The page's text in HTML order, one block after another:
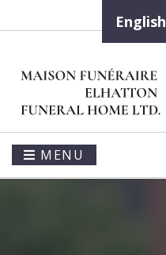
English
MENU